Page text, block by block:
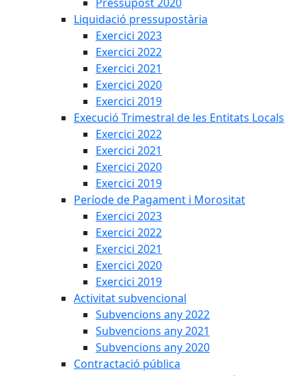
Liquidació pressupostària
Exercici 2023
Exercici 2022
Exercici 2021
Exercici 2020
Exercici 2019
Execució Trimestral de les Entitats Locals
Exercici 2022
Exercici 2021
Exercici 2020
Exercici 2019
Període de Pagament i Morositat
Exercici 2023
Exercici 2022
Exercici 2021
Exercici 2020
Exercici 2019
Activitat subvencional
Subvencions any 2022
Subvencions any 2021
Subvencions any 2020
Contractació pública